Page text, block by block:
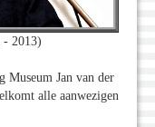
- 2013)
Museum Jan van der
alle aanwezigen